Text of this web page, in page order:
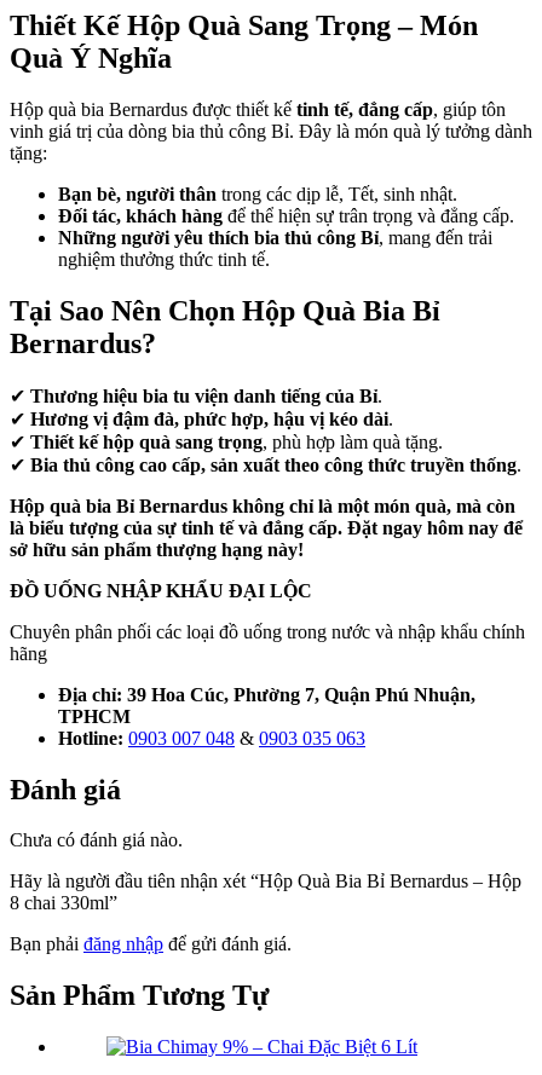
Thiết Kế Hộp Quà Sang Trọng – Món
Quà Ý Nghĩa
Hộp quà bia Bernardus được thiết kế tinh tế, đẳng cấp, giúp tôn
vinh giá trị của dòng bia thủ công Bỉ. Đây là món quà lý tưởng dành
tặng:
Bạn bè, người thân trong các dịp lễ, Tết, sinh nhật.
Đối tác, khách hàng để thể hiện sự trân trọng và đẳng cấp.
Những người yêu thích bia thủ công Bỉ, mang đến trải
nghiệm thưởng thức tinh tế.
Tại Sao Nên Chọn Hộp Quà Bia Bỉ
Bernardus?
✔ Thương hiệu bia tu viện danh tiếng của Bỉ.
✔ Hương vị đậm đà, phức hợp, hậu vị kéo dài.
✔ Thiết kế hộp quà sang trọng, phù hợp làm quà tặng.
✔ Bia thủ công cao cấp, sản xuất theo công thức truyền thống.
Hộp quà bia Bỉ Bernardus không chỉ là một món quà, mà còn
là biểu tượng của sự tinh tế và đẳng cấp. Đặt ngay hôm nay để
sở hữu sản phẩm thượng hạng này!
ĐỒ UỐNG NHẬP KHẨU ĐẠI LỘC
Chuyên phân phối các loại đồ uống trong nước và nhập khẩu chính
hãng
Địa chỉ: 39 Hoa Cúc, Phường 7, Quận Phú Nhuận,
TPHCM
Hotline: 0903 007 048 & 0903 035 063
Đánh giá
Chưa có đánh giá nào.
Hãy là người đầu tiên nhận xét “Hộp Quà Bia Bỉ Bernardus – Hộp
8 chai 330ml”
Bạn phải đăng nhập để gửi đánh giá.
Sản Phẩm Tương Tự